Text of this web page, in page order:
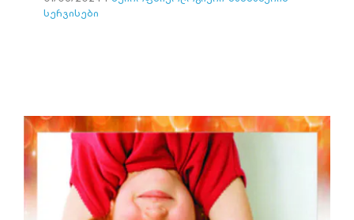
სერვისები